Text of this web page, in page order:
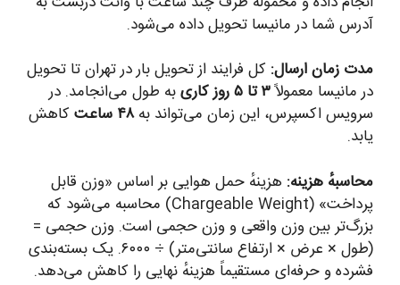
آدرس شما در مانیسا تحویل داده می‌شود.
مدت زمان ارسال: کل فرایند از تحویل بار در تهران تا تحویل
در مانیسا معمولاً۳ تا ۵ روز کاری
به طول می‌انجامد. در
سرویس اکسپرس، این زمان می‌تواند به۴۸ ساعت
کاهش
یابد.
محاسبهٔ هزینه: هزینهٔ حمل هوایی بر اساس «وزن قابل
پرداخت» (Chargeable Weight) محاسبه می‌شود که
بزرگ‌تر بین وزن واقعی و وزن حجمی است. وزن حجمی =
(طول × عرض × ارتفاع سانتی‌متر) ÷ ۶۰۰۰. یک بسته‌بندی
فشرده و حرفه‌ای مستقیماً هزینهٔ نهایی را کاهش می‌دهد.